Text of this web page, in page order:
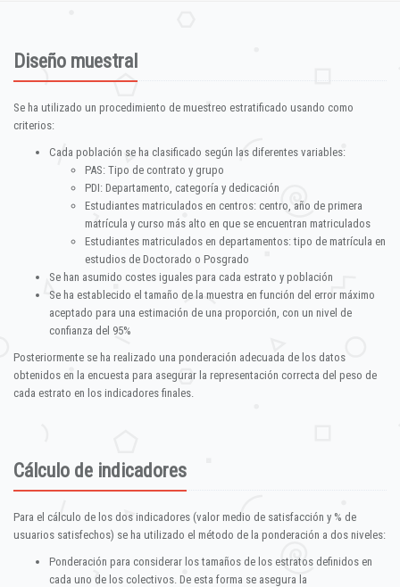
Diseño muestral
Se ha utilizado un procedimiento de muestreo estratificado usando como
criterios:
Cada población se ha clasificado según las diferentes variables:
PAS: Tipo de contrato y grupo
PDI: Departamento, categoría y dedicación
Estudiantes matriculados en centros: centro, año de primera
matrícula y curso más alto en que se encuentran matriculados
Estudiantes matriculados en departamentos: tipo de matrícula en
estudios de Doctorado o Posgrado
Se han asumido costes iguales para cada estrato y población
Se ha establecido el tamaño de la muestra en función del error máximo
aceptado para una estimación de una proporción, con un nivel de
confianza del 95%
Posteriormente se ha realizado una ponderación adecuada de los datos
obtenidos en la encuesta para asegurar la representación correcta del peso de
cada estrato en los indicadores finales.
Cálculo de indicadores
Para el cálculo de los dos indicadores (valor medio de satisfacción y % de
usuarios satisfechos) se ha utilizado el método de la ponderación a dos niveles:
Ponderación para considerar los tamaños de los estratos definidos en
cada uno de los colectivos. De esta forma se asegura la